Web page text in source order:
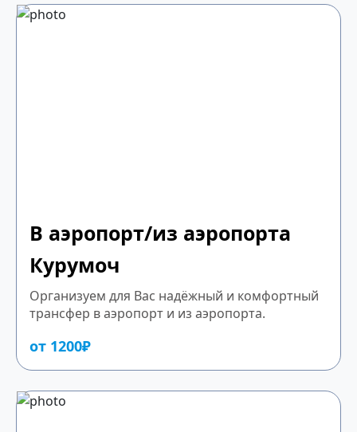
В аэропорт/из аэропорта
Курумоч
Организуем для Вас надёжный и комфортный
трансфер в аэропорт и из аэропорта.
от 1200₽